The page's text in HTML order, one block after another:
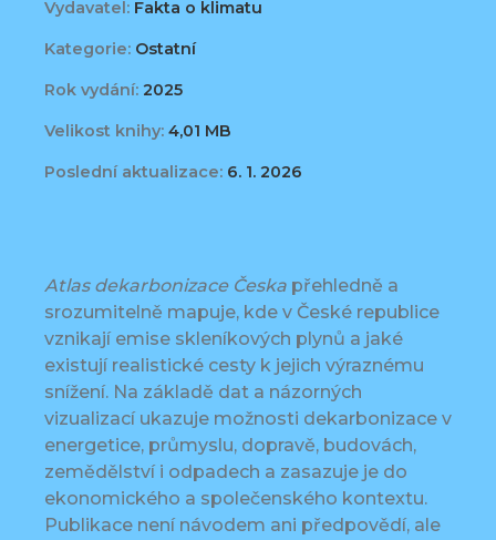
Vydavatel: Fakta o klimatu
Kategorie: Ostatní
Rok vydání: 2025
Velikost knihy: 4,01 MB
Poslední aktualizace: 6. 1. 2026
Atlas dekarbonizace Česka přehledně a
srozumitelně mapuje, kde v České republice
vznikají emise skleníkových plynů a jaké
existují realistické cesty k jejich výraznému
snížení. Na základě dat a názorných
vizualizací ukazuje možnosti dekarbonizace v
energetice, průmyslu, dopravě, budovách,
zemědělství i odpadech a zasazuje je do
ekonomického a společenského kontextu.
Publikace není návodem ani předpovědí, ale